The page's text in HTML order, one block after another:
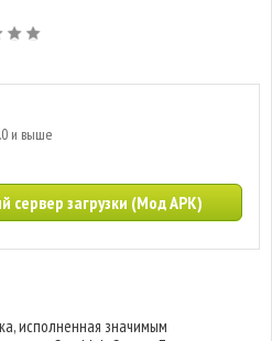
и выше
сервер загрузки (Мод APK)
исполненная значимым